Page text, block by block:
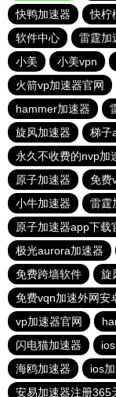
快鸭加速器
快柠
软件中心
雷霆加
小美
小美vpn
火箭vp加速器官网
hammer加速器
旋风加速器
梯子
永久不收费的nvp加
原子加速器
免费
小牛加速器
雷霆
原子加速器app下载
极光aurora加速器
免费跨墙软件
旋
免费vqn加速外网安
vp加速器官网
闪电猫加速器
海鸥加速器
ios
安易加速器注册365